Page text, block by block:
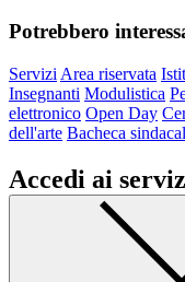
Potrebbero
Servizi Area riservata
Insegnanti Modulistica
elettronico Open Day
dell'arte Bacheca
Accedi ai